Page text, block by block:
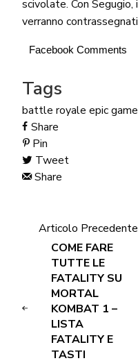
scivolate. Con
verranno
Facebook Comments
Tags
battle royale epic
Share
Pin
Tweet
Share
Articolo Precedente
COME FARE
TUTTE LE
FATALITY SU
MORTAL
KOMBAT 1 –
LISTA
FATALITY E
TASTI